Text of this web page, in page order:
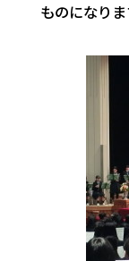
ものになりま